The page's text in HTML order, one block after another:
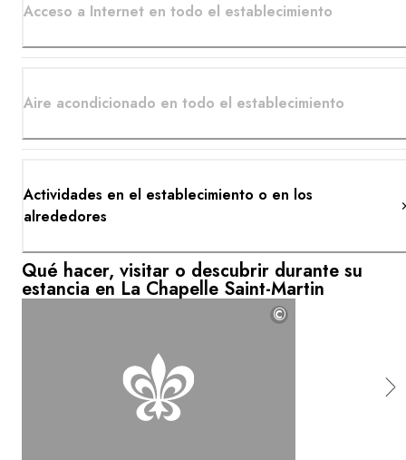
Acceso a Internet en todo el establecimiento
Aire acondicionado en todo el establecimiento
Actividades en el establecimiento o en los
alrededores
Qué hacer, visitar o descubrir durante su
estancia en La Chapelle Saint-Martin
©